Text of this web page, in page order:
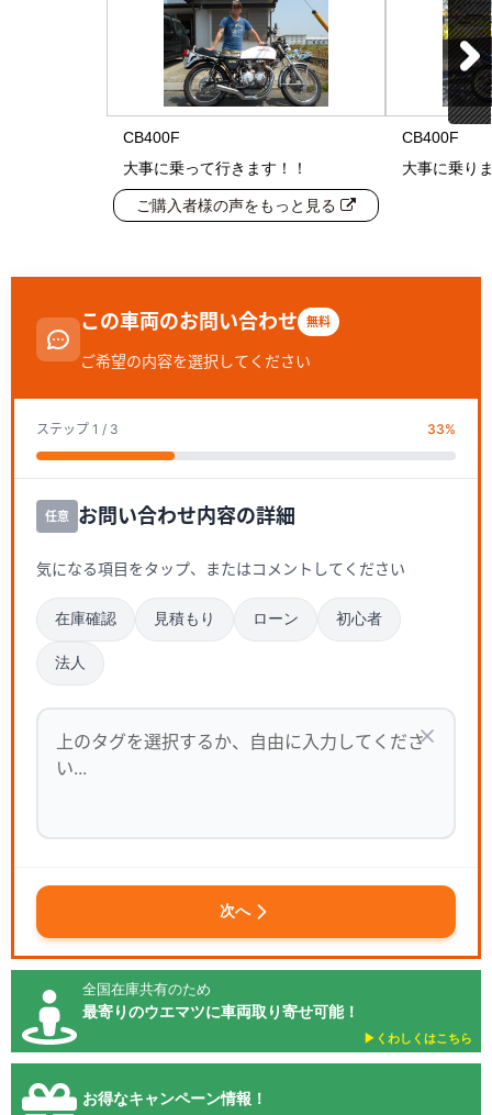
CB400F
大事に乗って行きます！！
CB400F
大事に乗り
ご購入者様の声をもっと見る
この車両のお問い合わせ 無料
ご希望の内容を選択してください
ステップ 1 / 3 33%
任意 お問い合わせ内容の詳細
気になる項目をタップ、またはコメントしてください
在庫確認 見積もり ローン 初心者
法人
次へ
全国在庫共有のため
最寄りのウエマツに車両取り寄せ可能！
▶︎くわしくはこちら
お得なキャンペーン情報！